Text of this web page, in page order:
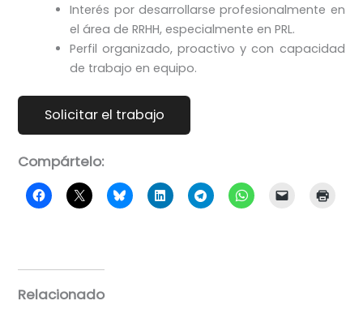
Interés por desarrollarse profesionalmente en
el área de RRHH, especialmente en PRL.
Perfil organizado, proactivo y con capacidad
de trabajo en equipo.
Compártelo:
Relacionado